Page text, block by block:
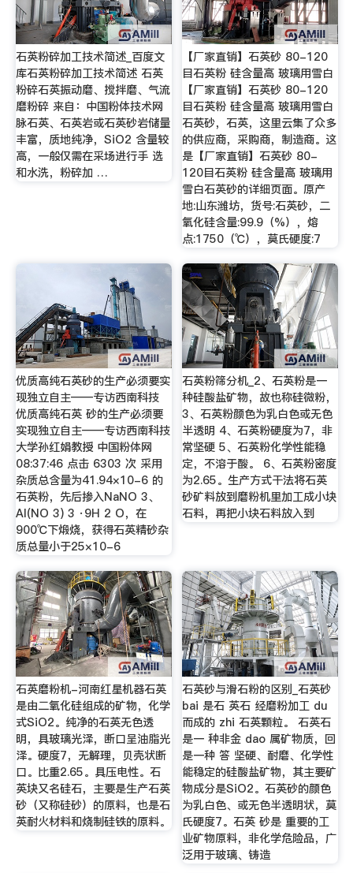
石英粉碎加工技术简述_百度文
库石英粉碎加工技术简述 石英
粉碎石英振动磨、搅拌磨、气流
磨粉碎 来自：中国粉体技术网
脉石英、石英岩或石英砂岩储量
丰富，质地纯净，SiO2 含量较
高，一般仅需在采场进行手 选
和水洗，粉碎加 …
【厂家直销】石英砂 80-120
目石英粉 硅含量高 玻璃用雪白
【厂家直销】石英砂 80-120
目石英粉 硅含量高 玻璃用雪白
石英砂，石英，这里云集了众多
的供应商，采购商，制造商。这
是【厂家直销】石英砂 80-
120目石英粉 硅含量高 玻璃用
雪白石英砂的详细页面。原产
地:山东潍坊，货号:石英砂，二
氧化硅含量:99.9（%），熔
点:1750（℃），莫氏硬度:7
优质高纯石英砂的生产必须要实
现独立自主——专访西南科技
优质高纯石英 砂的生产必须要
实现独立自主——专访西南科技
大学孙红娟教授 中国粉体网
08:37:46 点击 6303 次 采用
杂质总含量为41.94×10-6 的
石英粉，先后掺入NaNO 3、
Al(NO 3) 3 ·9H 2 O，在
900℃下煅烧，获得石英精砂杂
质总量小于25×10-6
石英粉筛分机_2、石英粉是一
种硅酸盐矿物，故也称硅微粉，
3、石英粉颜色为乳白色或无色
半透明 4、石英粉硬度为7，非
常坚硬 5、石英粉化学性能稳
定，不溶于酸。 6、石英粉密度
为2.65。生产方式干法将石英
砂矿料放到磨粉机里加工成小块
石料，再把小块石料放入到
石英磨粉机-河南红星机器石英
是由二氧化硅组成的矿物，化学
式SiO2。纯净的石英无色透
明，具玻璃光泽，断口呈油脂光
泽。硬度7，无解理，贝壳状断
口。比重2.65。具压电性。石
英块又名硅石，主要是生产石英
砂（又称硅砂）的原料，也是石
英耐火材料和烧制硅铁的原料。
石英砂与滑石粉的区别_石英砂
bai 是石 英石 经磨粉加工 du
而成的 zhi 石英颗粒。 石英石
是一 种非金 dao 属矿物质，回
是一种 答 坚硬、耐磨、化学性
能稳定的硅酸盐矿物，其主要矿
物成分是SiO2。石英砂的颜色
为乳白色、或无色半透明状，莫
氏硬度7。石英 砂是 重要的工
业矿物原料，非化学危险品，广
泛用于玻璃、铸造